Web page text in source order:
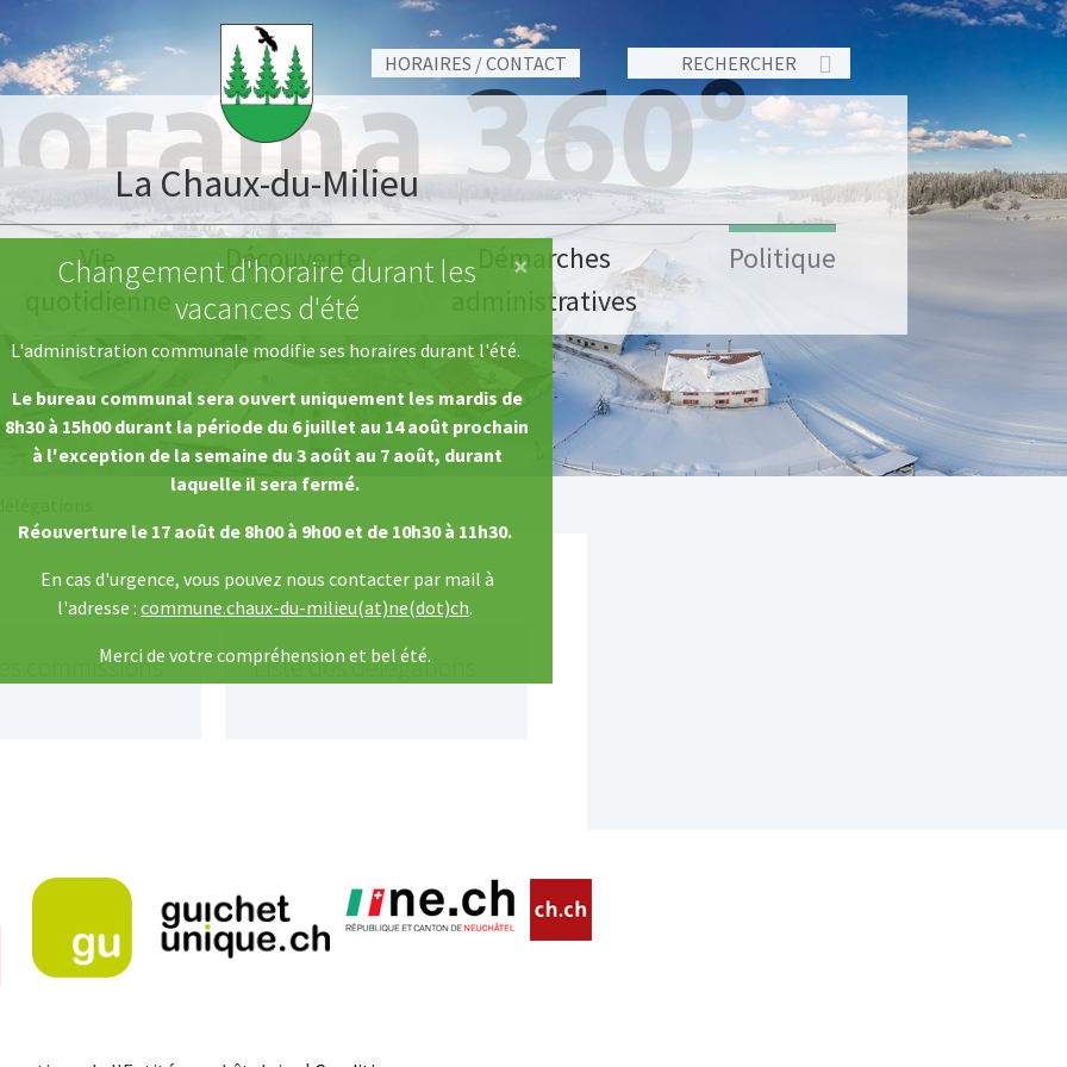
HORAIRES / CONTACT
La Chaux-du-Milieu
Vie
quotidienne
Découverte
Démarches
administratives
Politique
Changement d'horaire durant les
vacances d'été
L'administration communale modifie ses horaires durant l'été.
Le bureau communal sera ouvert uniquement les mardis de
8h30 à 15h00 durant la période du 6 juillet au 14 août prochain
à l'exception de la semaine du 3 août au 7 août, durant
laquelle il sera fermé.
Réouverture le 17 août de 8h00 à 9h00 et de 10h30 à 11h30.
En cas d'urgence, vous pouvez nous contacter par mail à
l'adresse : commune.chaux-du-milieu(at)ne(dot)ch.
Merci de votre compréhension et bel été.
×
commissions Liste des délégations